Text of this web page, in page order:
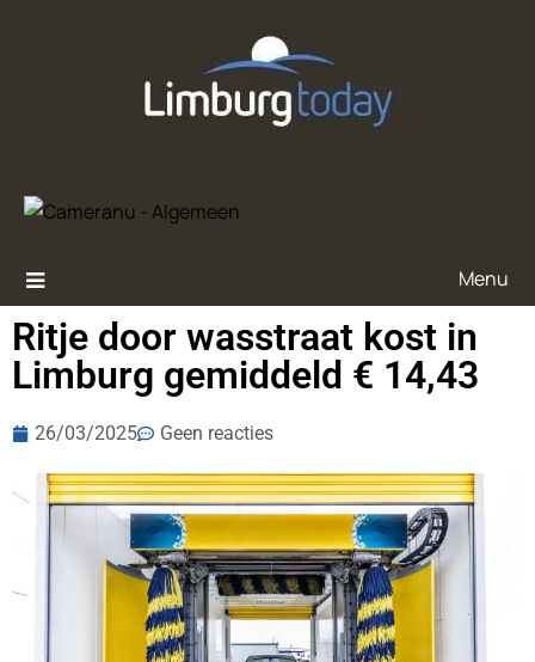
Menu
Ritje door wasstraat kost in
Limburg gemiddeld € 14,43
26/03/2025 Geen reacties